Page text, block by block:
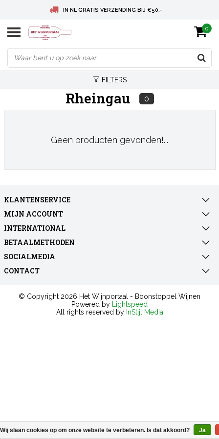
IN NL GRATIS VERZENDING BIJ €50,-
BELGIE GRATIS VERZENDING BIJ € 75
DEUTSCHLAND VERSANDKOSTENFREI AB € 75
0
FILTERS
Rheingau 0
Geen producten gevonden!...
KLANTENSERVICE
MIJN ACCOUNT
INTERNATIONAL
BETAALMETHODEN
SOCIALMEDIA
CONTACT
© Copyright 2026 Het Wijnportaal - Boonstoppel Wijnen
Powered by
Lightspeed
All rights reserved by InStijl Media
Wij slaan cookies op om onze website te verbeteren. Is dat akkoord? Ja